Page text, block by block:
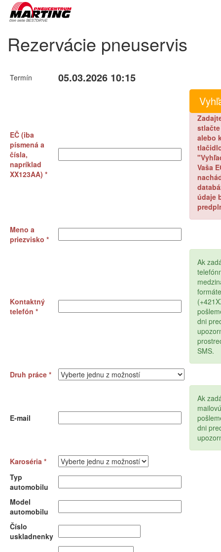
Rezervácie pneuservis
Termín 05.03.2026 10:15
EČ (iba
písmená a
čísla,
napríklad
XX123AA) *
stlačte
alebo
Vaša
údaje
Meno a
priezvisko *
Kontaktný
telefón *
Ak
formáte
dni
SMS.
Druh práce *
E-mail
Ak
dni
Karoséria *
Typ
automobilu
Model
automobilu
Číslo
uskladnenky